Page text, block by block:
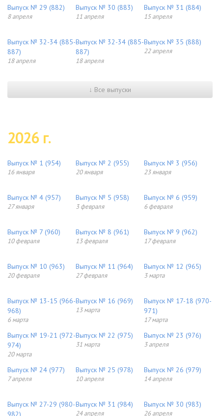
Выпуск № 29 (882)
8 апреля
Выпуск № 30 (883)
11 апреля
Выпуск № 31 (884)
15 апреля
Выпуск № 32-34 (885-
887)
18 апреля
Выпуск № 32-34 (885-
887)
18 апреля
Выпуск № 35 (888)
22 апреля
↓ Все выпуски
2026 г.
Выпуск № 1 (954)
16 января
Выпуск № 2 (955)
20 января
Выпуск № 3 (956)
23 января
Выпуск № 4 (957)
27 января
Выпуск № 5 (958)
3 февраля
Выпуск № 6 (959)
6 февраля
Выпуск № 7 (960)
10 февраля
Выпуск № 8 (961)
13 февраля
Выпуск № 9 (962)
17 февраля
Выпуск № 10 (963)
20 февраля
Выпуск № 11 (964)
27 февраля
Выпуск № 12 (965)
3 марта
Выпуск № 13-15 (966-
968)
6 марта
Выпуск № 16 (969)
13 марта
Выпуск № 17-18 (970-
971)
17 марта
Выпуск № 19-21 (972-
974)
20 марта
Выпуск № 22 (975)
31 марта
Выпуск № 23 (976)
3 апреля
Выпуск № 24 (977)
7 апреля
Выпуск № 25 (978)
10 апреля
Выпуск № 26 (979)
14 апреля
Выпуск № 27-29 (980-
982)
Выпуск № 31 (984)
24 апреля
Выпуск № 30 (983)
26 апреля